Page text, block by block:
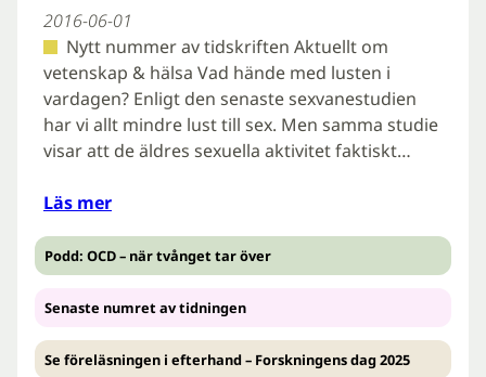
2016-06-01
Nytt nummer av tidskriften Aktuellt om
vetenskap & hälsa Vad hände med lusten i
vardagen? Enligt den senaste sexvanestudien
har vi allt mindre lust till sex. Men samma studie
visar att de äldres sexuella aktivitet faktiskt…
Läs mer
Podd: OCD – när tvånget tar över
Senaste numret av tidningen
Se föreläsningen i efterhand – Forskningens dag 2025